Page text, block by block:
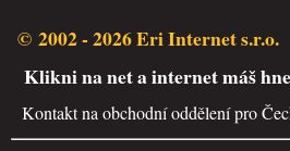
© 2002 - 2026 Eri Internet s.r.o.
Klikni na net a internet máš
Kontakt na obchodní oddělení pro